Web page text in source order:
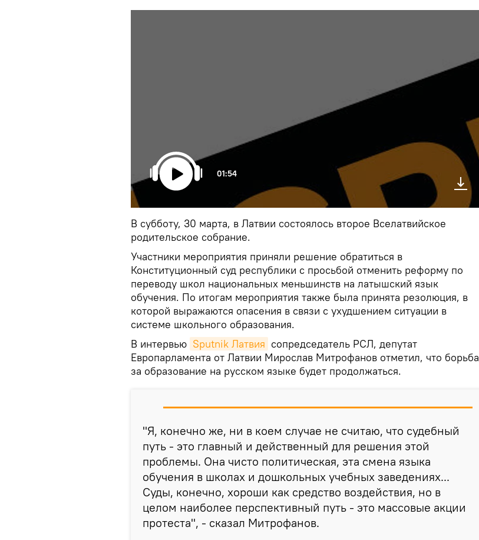
01:54
В субботу, 30 марта, в Латвии состоялось второе Вселатвийское
родительское собрание.
Участники мероприятия приняли решение обратиться в
Конституционный суд республики с просьбой отменить реформу по
переводу школ национальных меньшинств на латышский язык
обучения. По итогам мероприятия также была принята резолюция, в
которой выражаются опасения в связи с ухудшением ситуации в
системе школьного образования.
В интервью Sputnik Латвия сопредседатель РСЛ, депутат
Европарламента от Латвии Мирослав Митрофанов отметил, что борьба
за образование на русском языке будет продолжаться.
"Я, конечно же, ни в коем случае не считаю, что судебный
путь - это главный и действенный для решения этой
проблемы. Она чисто политическая, эта смена языка
обучения в школах и дошкольных учебных заведениях...
Суды, конечно, хороши как средство воздействия, но в
целом наиболее перспективный путь - это массовые акции
протеста", - сказал Митрофанов.